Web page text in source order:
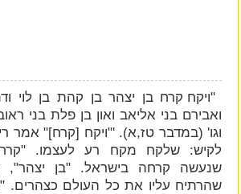
"ויקח קרח בן יצהר בן קהת בן לוי
ואבירם בני אליאב ואון בן פלת בני
וגו' (במדבר טז,א).'"ויקח [קרח]" אמר
לקיש: שלקח מקח רע לעצמו.
שנעשה קרחה בישראל. "בן יצהר",
שהרתיח עליו את כל העולם כצהרים.